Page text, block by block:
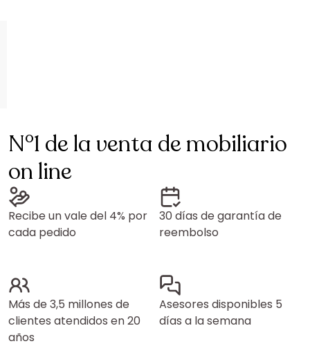
N°1 de la venta de mobiliario
on line
Recibe un vale del 4% por
cada pedido
30 días de garantía de
reembolso
Más de 3,5 millones de
clientes atendidos en 20
años
Asesores disponibles 5
días a la semana